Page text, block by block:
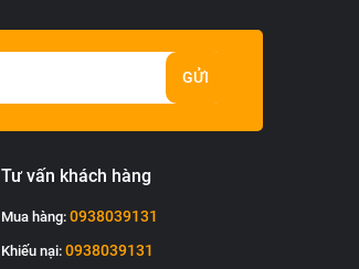
GỬI
Tư vấn khách hàng
Mua hàng:0938039131
Khiếu nại:0938039131